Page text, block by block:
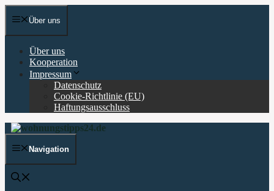
Zum
Inhalt Über uns
Über uns
Kooperation
Impressum
Datenschutz
Cookie-Richtlinie (EU)
Haftungsausschluss
Navigation